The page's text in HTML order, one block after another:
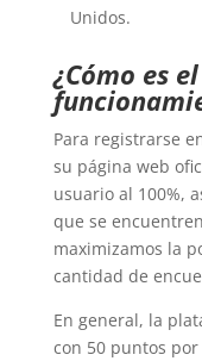
Unidos.
¿Cómo es
Para registrarse
su página web
usuario al 100%,
que se
maximizamos la
cantidad de
En general, la
con 50 puntos